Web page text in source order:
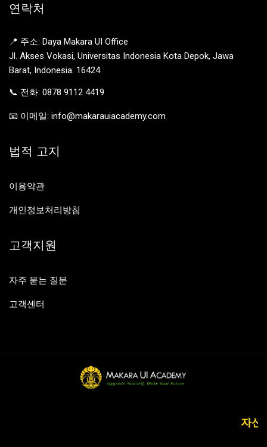
연락처
📍 주소: Daya Makara UI Office
Jl. Akses Vokasi, Universitas Indonesia Kota Depok, Jawa
Barat, Indonesia. 16424
📞 전화: 0878 9112 4419
📧 이메일: info@makarauiacademy.com
법적 고지
이용약관
개인정보처리방침
고객지원
자주 묻는 질문
고객센터
자